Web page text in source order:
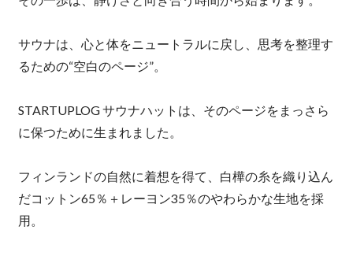
サウナは、心と体をニュートラルに戻し、思考を整理す
るための“空白のページ”。
STARTUPLOG サウナハットは、そのページをまっさら
に保つために生まれました。
フィンランドの自然に着想を得て、白樺の糸を織り込ん
だコットン65％＋レーヨン35％のやわらかな生地を採
用。